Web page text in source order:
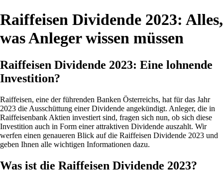
Raiffeisen Dividende 2023: Alles,
was Anleger wissen müssen
Raiffeisen Dividende 2023: Eine lohnende
Investition?
Raiffeisen, eine der führenden Banken Österreichs, hat für das Jahr
2023 die Ausschüttung einer Dividende angekündigt. Anleger, die in
Raiffeisenbank Aktien investiert sind, fragen sich nun, ob sich diese
Investition auch in Form einer attraktiven Dividende auszahlt. Wir
werfen einen genaueren Blick auf die Raiffeisen Dividende 2023 und
geben Ihnen alle wichtigen Informationen dazu.
Was ist die Raiffeisen Dividende 2023?